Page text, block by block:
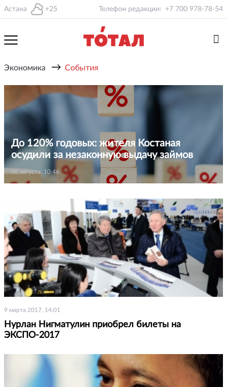
Астана +25 Телефон редакции: +7 700 978-78-54
Экономика → События
До 120% годовых: жителя Костаная
осудили за незаконную выдачу займов
06 августа, 10:46
9 марта 2017, 14:01
Нурлан Нигматулин приобрел билеты на
ЭКСПО-2017